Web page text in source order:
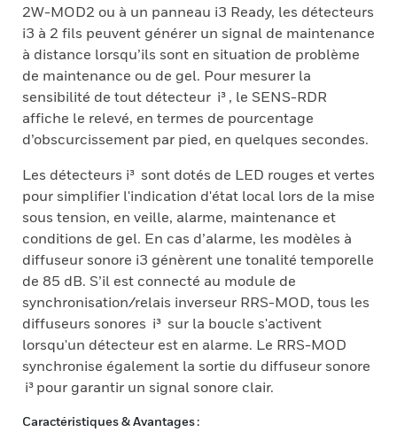
2W-MOD2 ou à un panneau i3 Ready, les détecteurs
i3 à 2 fils peuvent générer un signal de maintenance
à distance lorsqu’ils sont en situation de problème
de maintenance ou de gel. Pour mesurer la
sensibilité de tout détecteur i³ , le SENS-RDR
affiche le relevé, en termes de pourcentage
d’obscurcissement par pied, en quelques secondes.
Les détecteurs i³ sont dotés de LED rouges et vertes
pour simplifier l'indication d'état local lors de la mise
sous tension, en veille, alarme, maintenance et
conditions de gel. En cas d’alarme, les modèles à
diffuseur sonore i3 génèrent une tonalité temporelle
de 85 dB. S’il est connecté au module de
synchronisation/relais inverseur RRS-MOD, tous les
diffuseurs sonores i³ sur la boucle s'activent
lorsqu'un détecteur est en alarme. Le RRS-MOD
synchronise également la sortie du diffuseur sonore
i³ pour garantir un signal sonore clair.
Caractéristiques & Avantages :